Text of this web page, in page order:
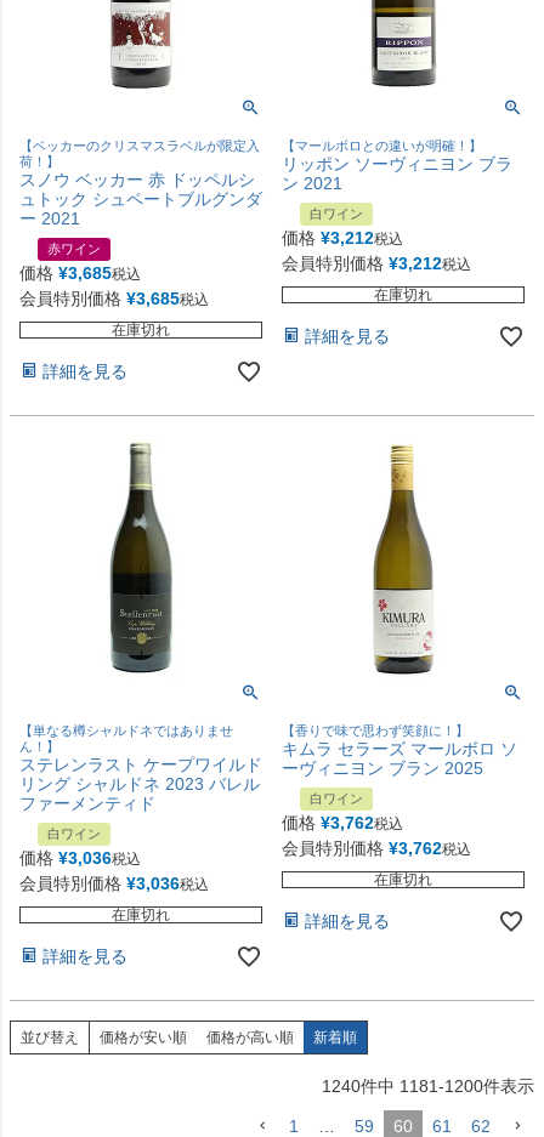
【ベッカーのクリスマスラベルが限定入
荷！】
スノウ ベッカー 赤 ドッペルシ
ュトック シュペートブルグンダ
ー 2021
赤ワイン
価格 ¥3,685税込
会員特別価格 ¥3,685税込
在庫切れ
詳細を見る
【マールボロとの違いが明確！】
リッポン ソーヴィニヨン ブラ
ン 2021
白ワイン
価格 ¥3,212税込
会員特別価格 ¥3,212税込
在庫切れ
詳細を見る
【単なる樽シャルドネではありませ
ん！】
ステレンラスト ケープワイルド
リング シャルドネ 2023 バレル
ファーメンティド
白ワイン
価格 ¥3,036税込
会員特別価格 ¥3,036税込
在庫切れ
詳細を見る
【香りで味で思わず笑顔に！】
キムラ セラーズ マールボロ ソ
ーヴィニヨン ブラン 2025
白ワイン
価格 ¥3,762税込
会員特別価格 ¥3,762税込
在庫切れ
詳細を見る
並び替え 価格が安い順 価格が高い順 新着順
1240件中 1181-1200件表示
1 59 60 61 62